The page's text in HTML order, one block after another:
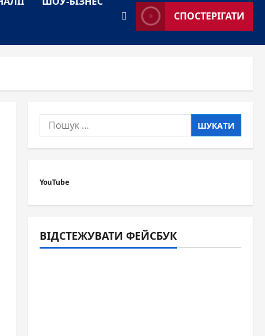
СПОСТЕРІГАТИ
Пошук:
YouTube
ВІДСТЕЖУВАТИ ФЕЙСБУК